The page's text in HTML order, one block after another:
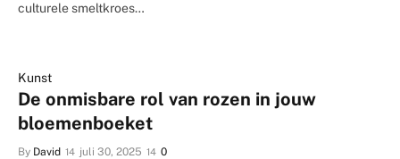
culturele smeltkroes…
Kunst
De onmisbare rol van rozen in jouw
bloemenboeket
By David juli 30, 2025 0